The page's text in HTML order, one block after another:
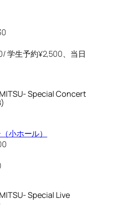
学生予約¥2,500、当日
Special Concert
小ホール）
Special Live